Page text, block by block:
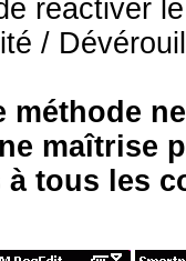
réactiver
/
méthode
maîtrise
tous les